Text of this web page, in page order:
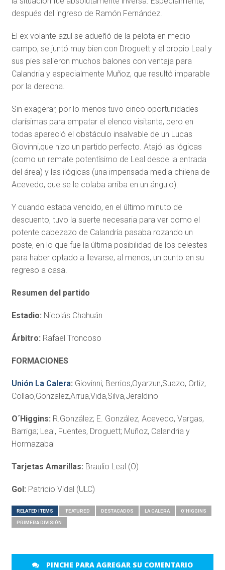
después del ingreso de Ramón Fernández.
El ex volante azul se adueñó de la pelota en medio
campo, se juntó muy bien con Droguett y el propio Leal y
sus pies salieron muchos balones con ventaja para
Calandria y especialmente Muñoz, que resultó imparable
por la derecha.
Sin exagerar, por lo menos tuvo cinco oportunidades
clarísimas para empatar el elenco visitante, pero en
todas apareció el obstáculo insalvable de un Lucas
Giovinni,que hizo un partido perfecto. Atajó las lógicas
(como un remate potentísimo de Leal desde la entrada
del área) y las ilógicas (una impensada media chilena de
Acevedo, que se le colaba arriba en un ángulo).
Y cuando estaba vencido, en el último minuto de
descuento, tuvo la suerte necesaria para ver como el
potente cabezazo de Calandría pasaba rozando un
poste, en lo que fue la última posibilidad de los celestes
para haber optado a llevarse, al menos, un punto en su
regreso a casa.
Resumen del partido
Estadio: Nicolás Chahuán
Árbitro: Rafael Troncoso
FORMACIONES
Unión La Calera: Giovinni; Berrios,Oyarzun,Suazo, Ortiz,
Collao,Gonzalez,Arrua,Vida,Silva,Jeraldino
O´Higgins: R.González; E. González, Acevedo, Vargas,
Barriga; Leal, Fuentes, Droguett; Muñoz, Calandria y
Hormazabal
Tarjetas Amarillas: Braulio Leal (O)
Gol: Patricio Vidal (ULC)
RELATED ITEMS ´FEATURED DESTACADOS LA CALERA O'HIGGINS
PRIMERA DIVISIÓN
PINCHE PARA AGREGAR SU COMENTARIO